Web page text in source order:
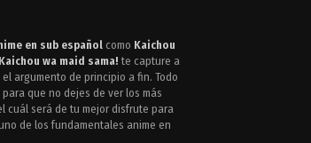
en sub español como Kaichou
Kaichou wa maid sama! te capture a
argumento de principio a fin. Todo
que no dejes de ver los más
cuál será de tu mejor disfrute para
de los fundamentales anime en